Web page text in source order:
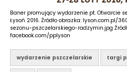
Baner promujący wydarzenie pt. Otwarcie
Łysoń 2016. Źródło obrazka: lyson.com.pl/
sezonu-pszczelarskiego-radzymin.jpg
facebook.com/pplyson
wydarzenie pszczelarskie targi